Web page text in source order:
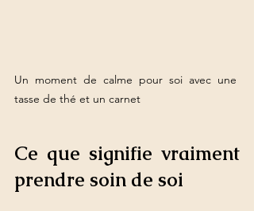
Un moment de calme pour soi avec une
tasse de thé et un carnet
Ce que signifie vraiment
prendre soin de soi